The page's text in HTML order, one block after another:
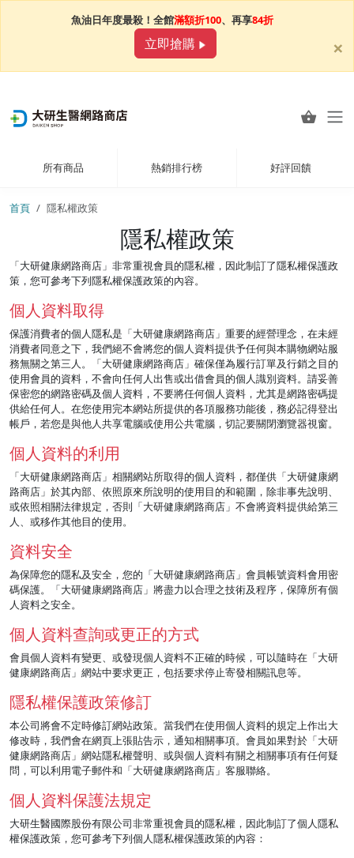
魚油日年度最殺！全館滿額折100、再享84折
立即搶購 ×
所有商品 熱銷排行榜 好評回饋
首頁 隱私權政策
隱私權政策
「大研健康網路商店」非常重視會員的隱私權，因此制訂了隱私權保護政
策，您可參考下列隱私權保護政策的內容。
個人資料取得
保護消費者的個人隱私是「大研健康網路商店」重要的經營理念，在未經
消費者同意之下，我們絕不會將您的個人資料提供予任何與本購物網站服
務無關之第三人。「大研健康網路商店」確保僅為履行訂單及行銷之目的
使用會員的資料，不會向任何人出售或出借會員的個人識別資料。請妥善
保密您的網路密碼及個人資料，不要將任何個人資料，尤其是網路密碼提
供給任何人。在您使用完本網站所提供的各項服務功能後，務必記得登出
帳戶，若您是與他人共享電腦或使用公共電腦，切記要關閉瀏覽器視窗。
個人資料的利用
「大研健康網路商店」相關網站所取得的個人資料，都僅供「大研健康網
路商店」於其內部、依照原來所說明的使用目的和範圍，除非事先說明、
或依照相關法律規定，否則「大研健康網路商店」不會將資料提供給第三
人、或移作其他目的使用。
資料安全
為保障您的隱私及安全，您的「大研健康網路商店」會員帳號資料會用密
碼保護。「大研健康網路商店」將盡力以合理之技術及程序，保障所有個
人資料之安全。
個人資料查詢或更正的方式
會員個人資料有變更、或發現個人資料不正確的時候，可以隨時在「大研
健康網路商店」網站中要求更正，包括要求停止寄發相關訊息等。
隱私權保護政策修訂
本公司將會不定時修訂網站政策。當我們在使用個人資料的規定上作出大
修改時，我們會在網頁上張貼告示，通知相關事項。會員如果對於「大研
健康網路商店」網站隱私權聲明、或與個人資料有關之相關事項有任何疑
問，可以利用電子郵件和「大研健康網路商店」客服聯絡。
個人資料保護法規定
大研生醫國際股份有限公司非常重視會員的隱私權，因此制訂了個人隱私
權保護政策，您可參考下列個人隱私權保護政策的內容：